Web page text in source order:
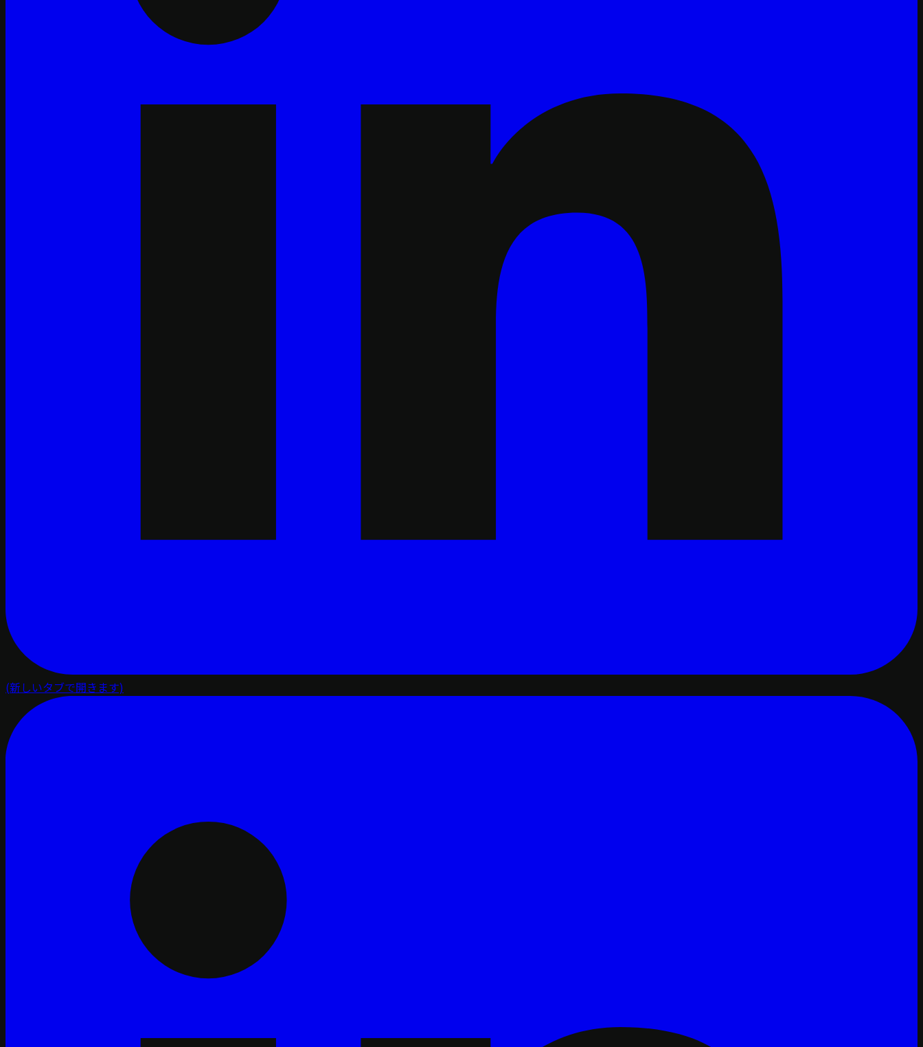
(新しいタブで開きます)